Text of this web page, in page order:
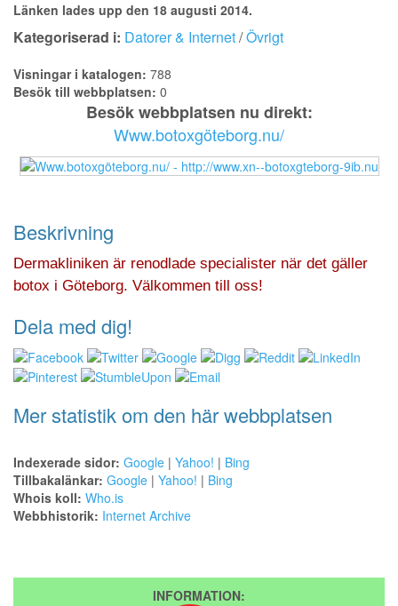
Länken lades upp den 18 augusti 2014.
Kategoriserad i: Datorer & Internet/Övrigt
Visningar i katalogen: 788
Besök till webbplatsen: 0
Besök webbplatsen nu direkt:
Www.botoxgöteborg.nu/
Beskrivning
Dermakliniken är renodlade specialister när det gäller
botox i Göteborg. Välkommen till oss!
Dela med dig!
Mer statistik om den här webbplatsen
Indexerade sidor: Google | Yahoo! | Bing
Tillbakalänkar: Google | Yahoo! | Bing
Whois koll: Who.is
Webbhistorik: Internet Archive
INFORMATION: